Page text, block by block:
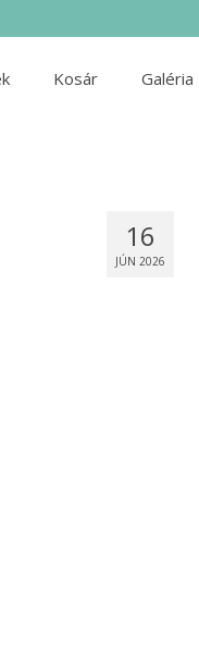
Kosár Galéria
16
JÚN 2026